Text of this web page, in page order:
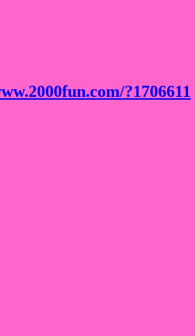
?1706611